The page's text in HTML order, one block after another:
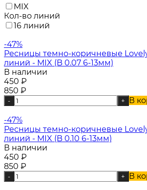
MIX
Кол-во линий
16 линий
-47%
Ресницы темно-коричневые
линий - MIX (B 0.07 6-13мм)
В наличии
450 ₽
850 ₽
- + В
-47%
Ресницы темно-коричневые
линий - MIX (B 0.10 6-13мм)
В наличии
450 ₽
850 ₽
- + В